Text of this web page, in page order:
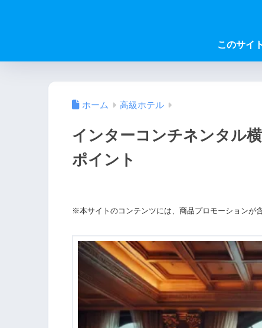
このサイ
ホーム 高級ホテル
インターコンチネンタル
ポイント
※本サイトのコンテンツには、商品プロモーションが